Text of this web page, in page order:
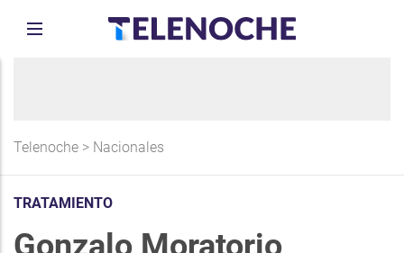
Telenoche > Nacionales
TRATAMIENTO